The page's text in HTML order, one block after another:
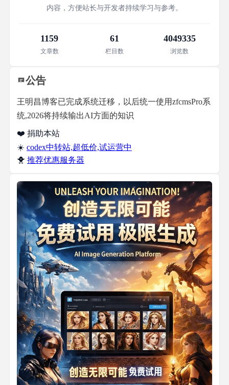
内容，方便站长与开发者持续学习与参考。
1159
文章数
61
栏目数
4049335
浏览数
公告
王明昌博客已完成系统迁移，以后统一使用zfcmsPro系
统,2026将持续输出AI方面的知识
❤️ 捐助本站
☀️ codex中转站,超低价,试运营中
🐥 推荐优惠服务器